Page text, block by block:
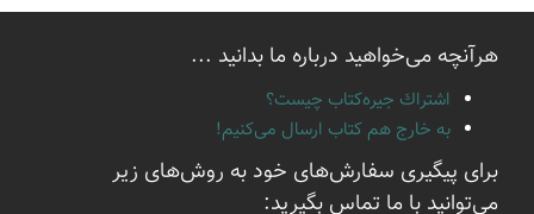
هرآنچه می‌خواهید درباره ما بدانید ...
اشتراك جيره‌كتاب چيست؟
به خارج هم كتاب ارسال می‌كنیم!
برای پیگیری سفارش‌های خود به روش‌های زیر
می‌توانید با ما تماس بگیرید: